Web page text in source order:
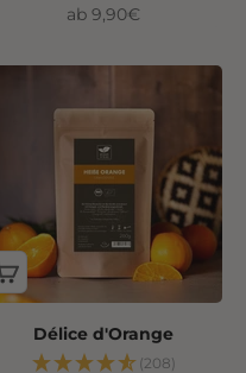
Angebot
ab 9,90€
Délice d'Orange
(208)